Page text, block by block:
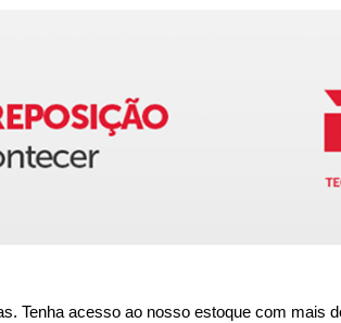
Tenha acesso ao nosso estoque com mais